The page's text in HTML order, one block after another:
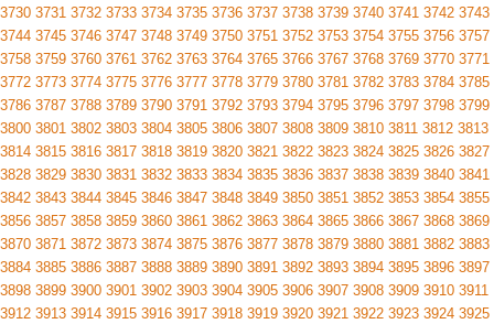
3730 3731 3732 3733 3734 3735 3736 3737 3738 3739 3740 3741 3742 3743
3744 3745 3746 3747 3748 3749 3750 3751 3752 3753 3754 3755 3756 3757
3758 3759 3760 3761 3762 3763 3764 3765 3766 3767 3768 3769 3770 3771
3772 3773 3774 3775 3776 3777 3778 3779 3780 3781 3782 3783 3784 3785
3786 3787 3788 3789 3790 3791 3792 3793 3794 3795 3796 3797 3798 3799
3800 3801 3802 3803 3804 3805 3806 3807 3808 3809 3810 3811 3812 3813
3814 3815 3816 3817 3818 3819 3820 3821 3822 3823 3824 3825 3826 3827
3828 3829 3830 3831 3832 3833 3834 3835 3836 3837 3838 3839 3840 3841
3842 3843 3844 3845 3846 3847 3848 3849 3850 3851 3852 3853 3854 3855
3856 3857 3858 3859 3860 3861 3862 3863 3864 3865 3866 3867 3868 3869
3870 3871 3872 3873 3874 3875 3876 3877 3878 3879 3880 3881 3882 3883
3884 3885 3886 3887 3888 3889 3890 3891 3892 3893 3894 3895 3896 3897
3898 3899 3900 3901 3902 3903 3904 3905 3906 3907 3908 3909 3910 3911
3912 3913 3914 3915 3916 3917 3918 3919 3920 3921 3922 3923 3924 3925